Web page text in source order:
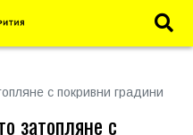
с покривни градини
затопляне с